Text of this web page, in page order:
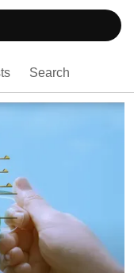
Search